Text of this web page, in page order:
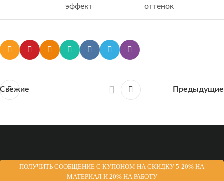
эффект
оттенок
Свежие Предыдущие
ПОЛУЧИТЬ СООБЩЕНИЕ С КУПОНОМ НА СКИДКУ 5-20% НА
МАТЕРИАЛ И 20% НА РАБОТУ